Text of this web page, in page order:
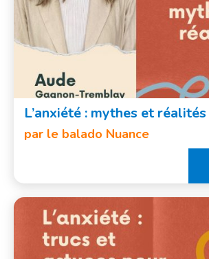
L’anxiété : mythes et réalités
par le balado Nuance